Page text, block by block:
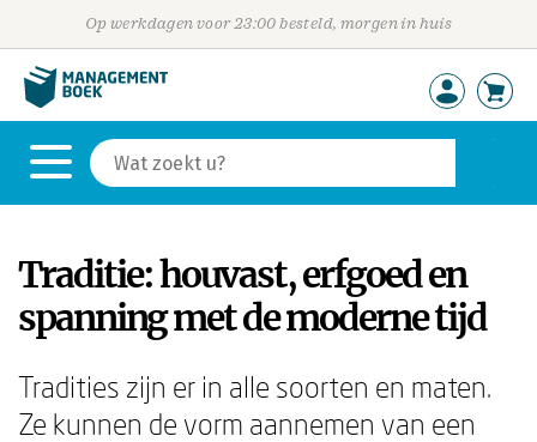
Op werkdagen voor 23:00 besteld, morgen in huis
Traditie: houvast, erfgoed en
spanning met de moderne tijd
Tradities zijn er in alle soorten en maten.
Ze kunnen de vorm aannemen van een